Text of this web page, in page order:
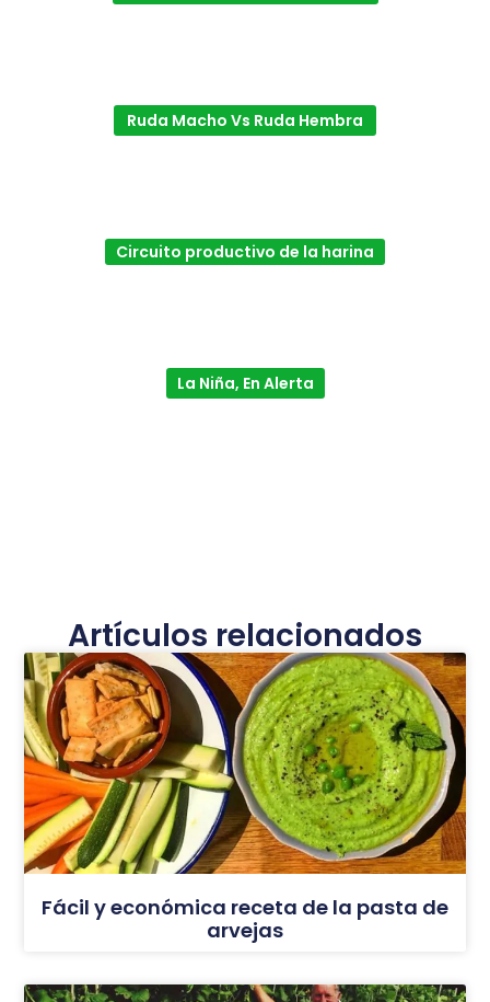
Ruda Macho Vs Ruda Hembra
Circuito productivo de la harina
La Niña, En Alerta
Artículos relacionados
Fácil y económica receta de la pasta de
arvejas